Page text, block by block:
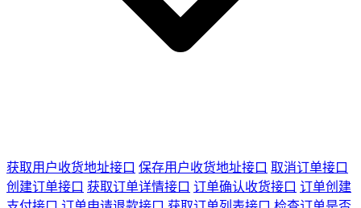
获取用户收货地址接口 保存用户收货地址接口 取消订单接口
创建订单接口 获取订单详情接口 订单确认收货接口 订单创建